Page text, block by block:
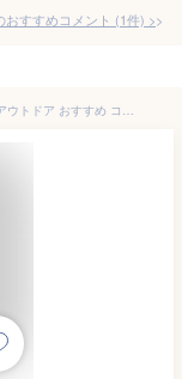
おすすめコメント (1件) >
Vesta 8210 双眼鏡 オペラグラス 8倍 口径21MM アウトドア おすすめ コンサート バードウォッチング 野鳥 舞台 ライブ 観劇 スポーツ観戦 コンパクト